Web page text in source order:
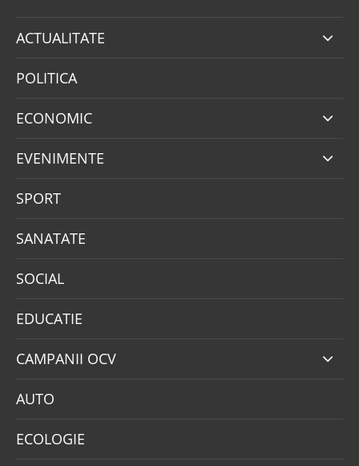
ACTUALITATE
POLITICA
ECONOMIC
EVENIMENTE
SPORT
SANATATE
SOCIAL
EDUCATIE
CAMPANII OCV
AUTO
ECOLOGIE